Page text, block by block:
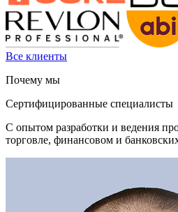
Все клиенты
Почему мы
Сертифицированные специалисты
С опытом разработки и ведения
торговле, финансовом и